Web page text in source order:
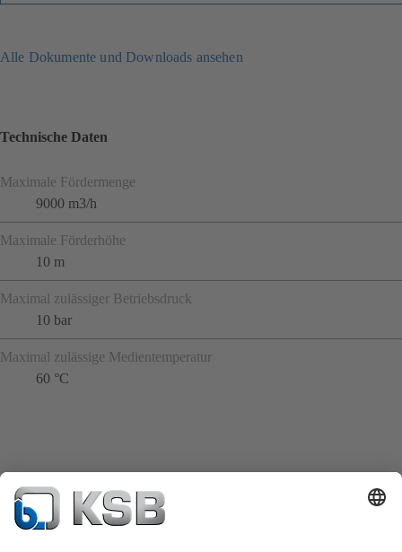
Alle Dokumente und Downloads ansehen
Technische Daten
Maximale Fördermenge
9000 m3/h
Maximale Förderhöhe
10 m
Maximal zulässiger Betriebsdruck
10 bar
Maximal zulässige Medientemperatur
60 °C